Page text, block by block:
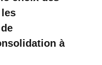
à